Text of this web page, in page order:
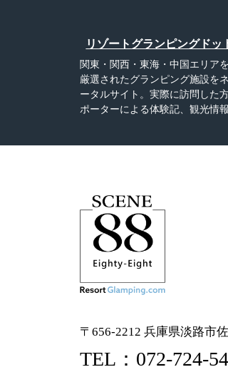
リゾートグランピングド
関東・関西・東海・中国エリア
厳選されたグランピング施設を
ータルサイト。実際に訪問した
ポーターによる体験記、観光情
〒656-2212 兵庫県淡路市
TEL： 072-724-